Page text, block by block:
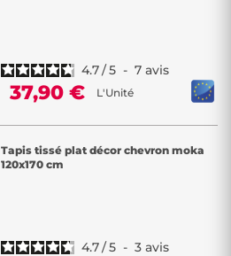
4.7/5 - 7 avis
37,90 € L'Unité
Tapis tissé plat décor chevron moka
120x170 cm
4.7/5 - 3 avis